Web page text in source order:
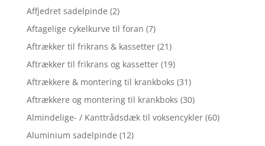
Affjedret sadelpinde (2)
Aftagelige cykelkurve til foran (7)
Aftrækker til frikrans & kassetter (21)
Aftrækker til frikrans og kassetter (19)
Aftrækkere & montering til krankboks (31)
Aftrækkere og montering til krankboks (30)
Almindelige- / Kanttrådsdæk til voksencykler (60)
Aluminium sadelpinde (12)